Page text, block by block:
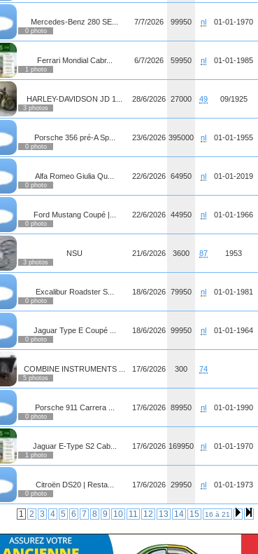
Mercedes-Benz 280 SE...
0 photo
7/7/2026 99950 nl 01-01-1970
Ferrari Mondial Cabr...
1 photo
6/7/2026 59950 nl 01-01-1985
HARLEY-DAVIDSON JD 1...
3 photos
28/6/2026 27000 49 09/1925
Porsche 356 pré-A Sp...
0 photo
23/6/2026 395000 nl 01-01-1955
Alfa Romeo Giulia Qu...
0 photo
22/6/2026 64950 nl 01-01-2019
Ford Mustang Coupé |...
0 photo
22/6/2026 44950 nl 01-01-1966
NSU
3 photos
21/6/2026 3600 87 1953
Excalibur Roadster S...
0 photo
18/6/2026 79950 nl 01-01-1981
Jaguar Type E Coupé ...
0 photo
18/6/2026 99950 nl 01-01-1964
COMBINE INSTRUMENTS ...
5 photos
17/6/2026 300 74
Porsche 911 Carrera ...
0 photo
17/6/2026 89950 nl 01-01-1990
Jaguar E-Type S2 Cab...
1 photo
17/6/2026 169950 nl 01-01-1970
Citroën DS20 | Resta...
0 photo
17/6/2026 29950 nl 01-01-1973
1 2 3 4 5 6 7 8 9 10 11 12 13 14 15 16 à 21